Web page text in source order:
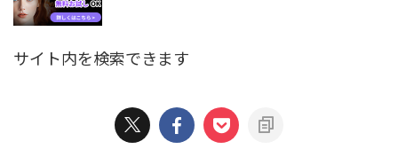
サイト内を検索できます